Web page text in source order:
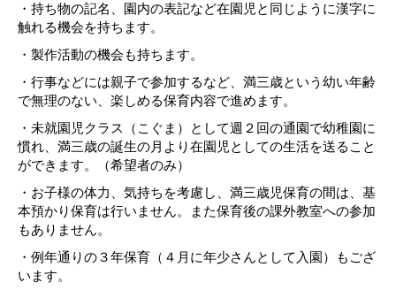
・持ち物の記名、園内の表記など在園児と同じように漢字に
触れる機会を持ちます。
・製作活動の機会も持ちます。
・行事などには親子で参加するなど、満三歳という幼い年齢
で無理のない、楽しめる保育内容で進めます。
・未就園児クラス（こぐま）として週２回の通園で幼稚園に
慣れ、満三歳の誕生の月より在園児としての生活を送ること
ができます。（希望者のみ）
・お子様の体力、気持ちを考慮し、満三歳児保育の間は、基
本預かり保育は行いません。また保育後の課外教室への参加
もありません。
・例年通りの３年保育（４月に年少さんとして入園）もござ
います。